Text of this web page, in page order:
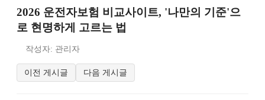
2026 운전자보험 비교사이트, '나만의 기준'으
로 현명하게 고르는 법
작성자: 관리자
이전 게시글 다음 게시글